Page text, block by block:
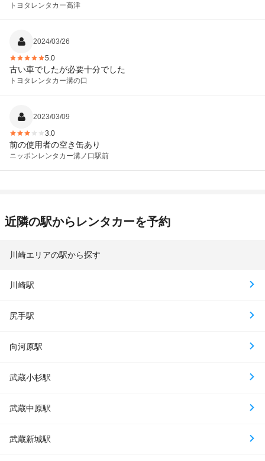
トヨタレンタカー高津
2024/03/26
5.0
古い車でしたが必要十分でした
トヨタレンタカー溝の口
2023/03/09
3.0
前の使用者の空き缶あり
ニッポンレンタカー溝ノ口駅前
近隣の駅からレンタカーを予約
川崎エリアの駅から探す
川崎駅
尻手駅
向河原駅
武蔵小杉駅
武蔵中原駅
武蔵新城駅